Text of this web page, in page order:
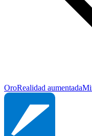
OroRealidad aumentada